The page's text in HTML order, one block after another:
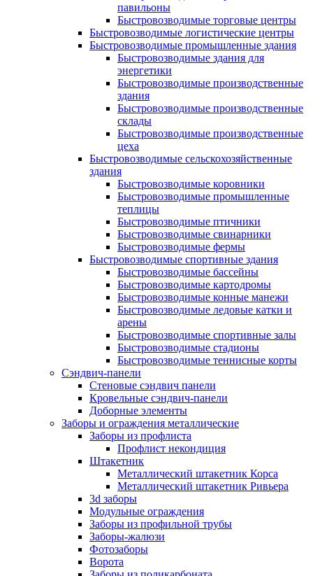
павильоны
Быстровозводимые торговые центры
Быстровозводимые логистические центры
Быстровозводимые промышленные здания
Быстровозводимые здания для
энергетики
Быстровозводимые производственные
здания
Быстровозводимые производственные
склады
Быстровозводимые производственные
цеха
Быстровозводимые сельскохозяйственные
здания
Быстровозводимые коровники
Быстровозводимые промышленные
теплицы
Быстровозводимые птичники
Быстровозводимые свинарники
Быстровозводимые фермы
Быстровозводимые спортивные здания
Быстровозводимые бассейны
Быстровозводимые картодромы
Быстровозводимые конные манежи
Быстровозводимые ледовые катки и
арены
Быстровозводимые спортивные залы
Быстровозводимые стадионы
Быстровозводимые теннисные корты
Сэндвич-панели
Стеновые сэндвич панели
Кровельные сэндвич-панели
Доборные элементы
Заборы и ограждения металлические
Заборы из профлиста
Профлист некондиция
Штакетник
Металлический штакетник Корса
Металлический штакетник Ривьера
3d заборы
Модульные ограждения
Заборы из профильной трубы
Заборы-жалюзи
Фотозаборы
Ворота